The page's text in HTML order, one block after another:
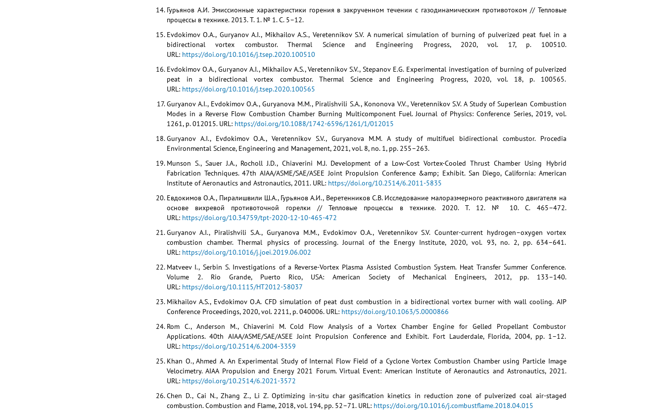
Гурьянов А.И. Эмиссионные характеристики горения в закрученном течении с газодинамическим противотоком // Тепловые
процессы в технике. 2013. Т. 1. № 1. С. 5–12.
Evdokimov O.A., Guryanov A.I., Mikhailov A.S., Veretennikov S.V. A numerical simulation of burning of pulverized peat fuel in a
bidirectional vortex combustor. Thermal Science and Engineering Progress, 2020, vol. 17, p. 100510.
URL: https://doi.org/10.1016/j.tsep.2020.100510
Evdokimov O.A., Guryanov A.I., Mikhailov A.S., Veretennikov S.V., Stepanov E.G. Experimental investigation of burning of pulverized
peat in a bidirectional vortex combustor. Thermal Science and Engineering Progress, 2020, vol. 18, p. 100565.
URL: https://doi.org/10.1016/j.tsep.2020.100565
Guryanov A.I., Evdokimov O.A., Guryanova M.M., Piralishvili S.A., Kononova V.V., Veretennikov S.V. A Study of Superlean Combustion
Modes in a Reverse Flow Combustion Chamber Burning Multicomponent Fuel. Journal of Physics: Conference Series, 2019, vol.
1261, p. 012015. URL: https://doi.org/10.1088/1742-6596/1261/1/012015
Guryanov A.I., Evdokimov O.A., Veretennikov S.V., Guryanova M.M. A study of multifuel bidirectional combustor. Procedia
Environmental Science, Engineering and Management, 2021, vol. 8, no. 1, pp. 255–263.
Munson S., Sauer J.A., Rocholl J.D., Chiaverini M.J. Development of a Low-Cost Vortex-Cooled Thrust Chamber Using Hybrid
Fabrication Techniques. 47th AIAA/ASME/SAE/ASEE Joint Propulsion Conference &amp; Exhibit. San Diego, California: American
Institute of Aeronautics and Astronautics, 2011. URL: https://doi.org/10.2514/6.2011-5835
Евдокимов О.А., Пиралишвили Ш.А., Гурьянов А.И., Веретенников С.В. Исследование малоразмерного реактивного двигателя на
основе вихревой противоточной горелки // Тепловые процессы в технике. 2020. Т. 12. № 10. С. 465–472.
URL: https://doi.org/10.34759/tpt-2020-12-10-465-472
Guryanov A.I., Piralishvili S.A., Guryanova M.M., Evdokimov O.A., Veretennikov S.V. Counter-current hydrogen–oxygen vortex
combustion chamber. Thermal physics of processing. Journal of the Energy Institute, 2020, vol. 93, no. 2, pp. 634–641.
URL: https://doi.org/10.1016/j.joei.2019.06.002
Matveev I., Serbin S. Investigations of a Reverse-Vortex Plasma Assisted Combustion System. Heat Transfer Summer Conference.
Volume 2. Rio Grande, Puerto Rico, USA: American Society of Mechanical Engineers, 2012, pp. 133–140.
URL: https://doi.org/10.1115/HT2012-58037
Mikhailov A.S., Evdokimov O.A. CFD simulation of peat dust combustion in a bidirectional vortex burner with wall cooling. AIP
Conference Proceedings, 2020, vol. 2211, p. 040006. URL: https://doi.org/10.1063/5.0000866
Rom C., Anderson M., Chiaverini M. Cold Flow Analysis of a Vortex Chamber Engine for Gelled Propellant Combustor
Applications. 40th AIAA/ASME/SAE/ASEE Joint Propulsion Conference and Exhibit. Fort Lauderdale, Florida, 2004, pp. 1–12.
URL: https://doi.org/10.2514/6.2004-3359
Khan O., Ahmed A. An Experimental Study of Internal Flow Field of a Cyclone Vortex Combustion Chamber using Particle Image
Velocimetry. AIAA Propulsion and Energy 2021 Forum. Virtual Event: American Institute of Aeronautics and Astronautics, 2021.
URL: https://doi.org/10.2514/6.2021-3572
Chen D., Cai N., Zhang Z., Li Z. Optimizing in-situ char gasification kinetics in reduction zone of pulverized coal air-staged
combustion. Combustion and Flame, 2018, vol. 194, pp. 52–71. URL: https://doi.org/10.1016/j.combustflame.2018.04.015